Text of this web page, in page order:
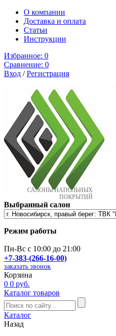
О компании
Доставка и оплата
Cтатьи
Инструкции
Избранное: 0
Сравнение: 0
Вход /Регистрация
САЛОНЫ НАПОЛЬНЫХ
ПОКРЫТИЙ
Выбранный салон
Режим работы
Пн-Вс с 10:00 до 21:00
+7-383-(266-16-00)
заказать звонок
Корзина
0 0 руб.
Каталог товаров
Каталог
Назад